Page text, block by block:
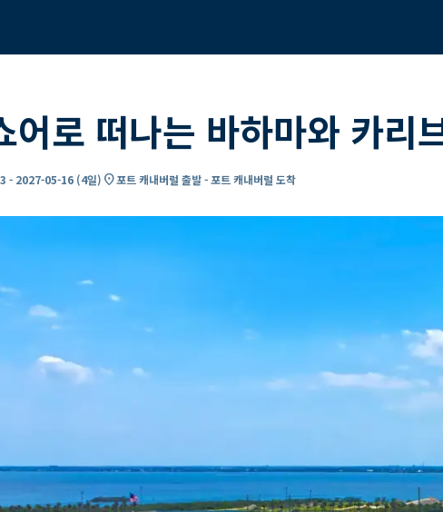
어로 떠나는 바하마와 카리
- 2027-05-16 (4일) location_on포트 캐내버럴 출발 - 포트 캐내버럴 도착